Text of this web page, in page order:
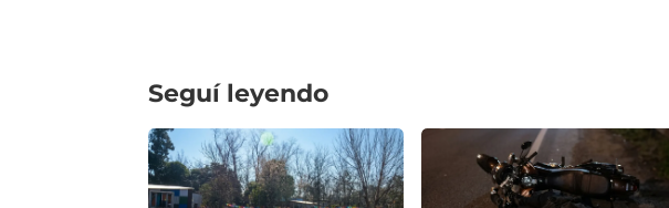
Seguí leyendo